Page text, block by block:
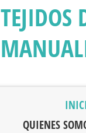
TEJIDOS
QUIENES